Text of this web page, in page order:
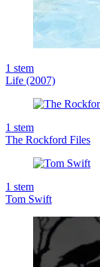
1 stem
Life (2007)
1 stem
The Rockford Files
1 stem
Tom Swift